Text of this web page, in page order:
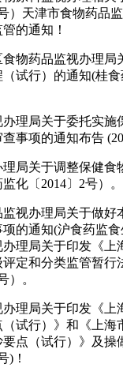
）天津市食物药品
的通知！
药品监视办理局
试行）的通知(桂食
局关于委托实施
事项的通知布告
关于调整保健食
化〔2014〕2号）。
办理局关于做好
的通知(沪食药监食
办理局关于印发《
定和分类监管暂行
）。
局关于印发《上
试行）》和《上海
点（试行）》及操
)！